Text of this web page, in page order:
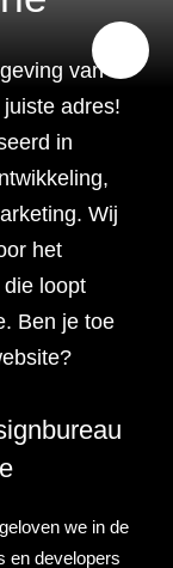
van
adres!
in
Wij
het
loopt
Ben je toe
we in de
en developers